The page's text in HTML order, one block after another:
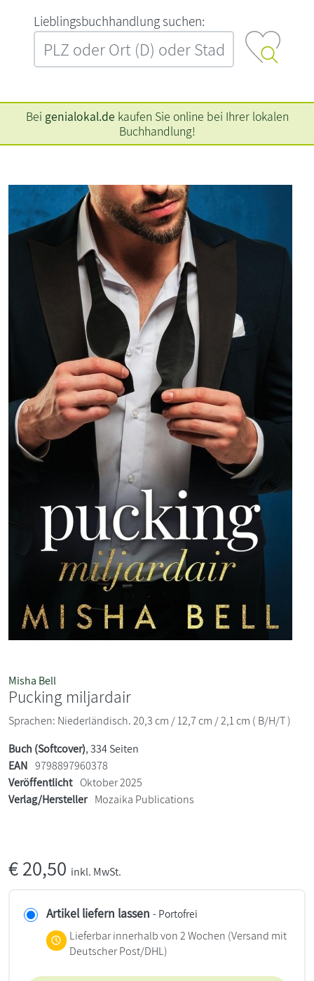
L‍i‍e‍b‍l‍i‍n‍g‍s‍b‍u‍c‍h‍h‍a‍n‍d‍l‍u‍n‍g‍ ‍s‍u‍c‍h‍e‍n‍:‍
Bei genialokal.de kaufen Sie online bei Ihrer lokalen
Buchhandlung!
Misha Bell
Pucking miljardair
Sprachen: Niederländisch. 20,3 cm / 12,7 cm / 2,1 cm ( B/H/T )
Buch (Softcover), 334 Seiten
EAN 9798897960378
Veröffentlicht Oktober 2025
Verlag/Hersteller Mozaika Publications
€20,50 inkl. MwSt.
Artikel liefern lassen - Portofrei
Lieferbar innerhalb von 2 Wochen (Versand mit
Deutscher Post/DHL)